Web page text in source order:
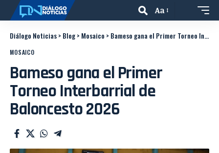
Aa
Diálogo Noticias> Blog> Mosaico > Bameso gana el Primer Torneo Interbarrial de Baloncesto 2026
MOSAICO
Bameso gana el Primer
Torneo Interbarrial de
Baloncesto 2026